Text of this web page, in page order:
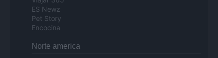
ES Newz
Pet Story
Encocina
Norte america